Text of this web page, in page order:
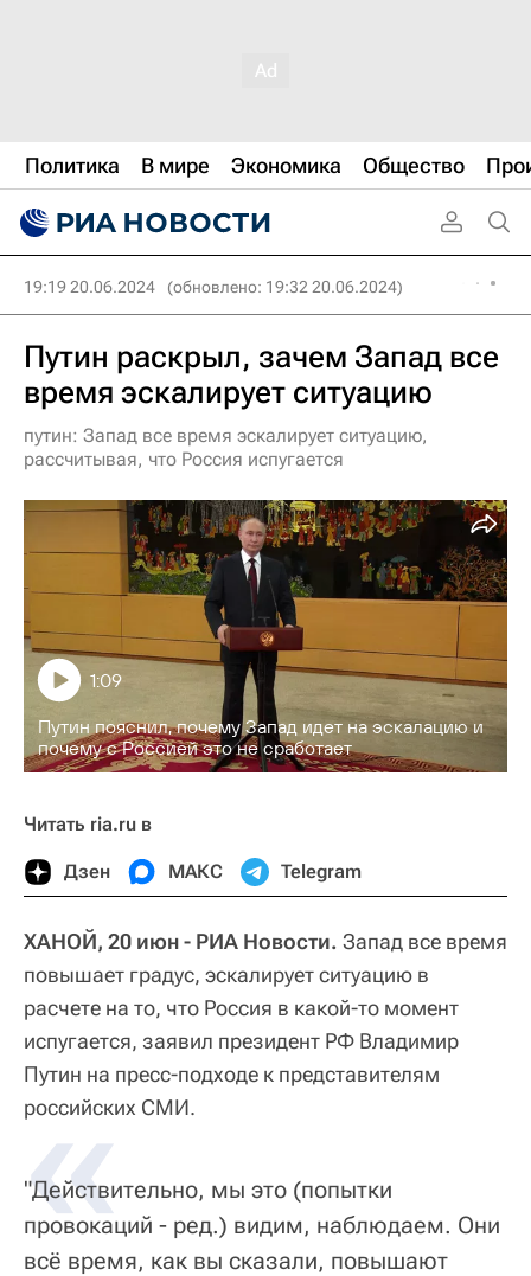
Политика В мире Экономика Общество
19:19 20.06.2024 (обновлено: 19:32 20.06.2024)
Путин раскрыл, зачем Запад все
время эскалирует ситуацию
путин: Запад все время эскалирует ситуацию,
рассчитывая, что Россия испугается
Путин пояснил, почему Запад идет на эскалацию и
почему с Россией это не сработает
1:09
Читать ria.ru в
Дзен МАКС Telegram
ХАНОЙ, 20 июн - РИА Новости. Запад все время
повышает градус, эскалирует ситуацию в
расчете на то, что Россия в какой-то момент
испугается, заявил президент РФ Владимир
Путин на пресс-подходе к представителям
российских СМИ.
«
"Действительно, мы это (попытки
провокаций - ред.) видим, наблюдаем. Они
всё время, как вы сказали, повышают